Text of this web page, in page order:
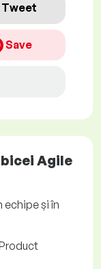
Tweet
Save
Agile
echipe și în